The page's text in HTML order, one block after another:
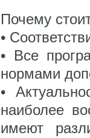
Почему
•
• Все
нормами
•
наиболее
имеют